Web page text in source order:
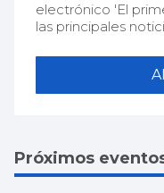
electrónico 'El
las principales
Próximos